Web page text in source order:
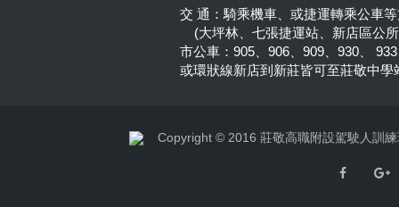
交 通：騎乘機車、或捷運轉乘公車
(大坪林、七張捷運站、新店區公
市公車：905、906、909、930、
或環狀線新店到新莊皆可至莊敬中學
Copyright © 2016 莊敬高職附設駕駛人訓